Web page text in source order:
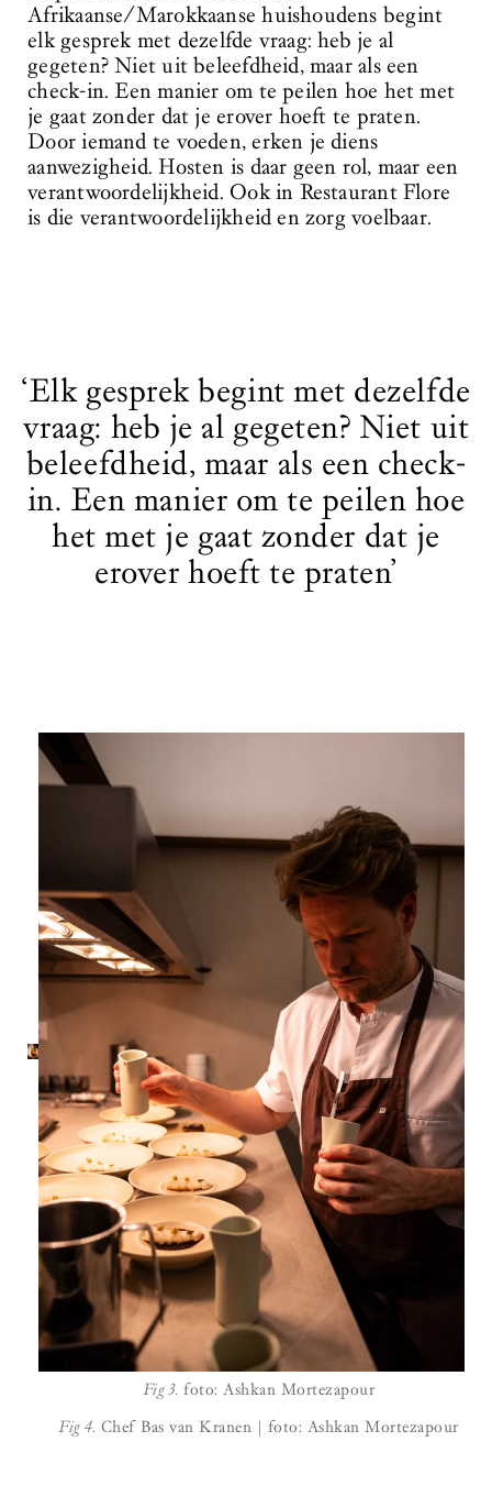
Afrikaanse/Marokkaanse huishoudens begint
elk gesprek met dezelfde vraag: heb je al
gegeten? Niet uit beleefdheid, maar als een
check-in. Een manier om te peilen hoe het met
je gaat zonder dat je erover hoeft te praten.
Door iemand te voeden, erken je diens
aanwezigheid. Hosten is daar geen rol, maar een
verantwoordelijkheid. Ook in Restaurant Flore
is die verantwoordelijkheid en zorg voelbaar.
‘Elk gesprek begint met dezelfde
vraag: heb je al gegeten? Niet uit
beleefdheid, maar als een check-
in. Een manier om te peilen hoe
het met je gaat zonder dat je
erover hoeft te praten’
Fig 3. foto: Ashkan Mortezapour
Fig 4. Chef Bas van Kranen | foto: Ashkan Mortezapour